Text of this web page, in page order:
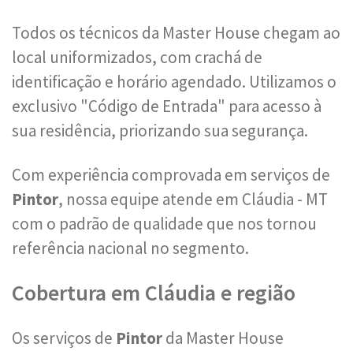
Todos os técnicos da Master House chegam ao
local uniformizados, com crachá de
identificação e horário agendado. Utilizamos o
exclusivo "Código de Entrada" para acesso à
sua residência, priorizando sua segurança.
Com experiência comprovada em serviços de
Pintor, nossa equipe atende em Cláudia - MT
com o padrão de qualidade que nos tornou
referência nacional no segmento.
Cobertura em Cláudia e região
Os serviços de Pintorda Master House